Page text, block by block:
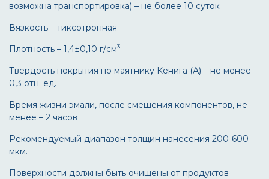
возможна транспортировка) – не более 10 суток
Вязкость – тиксотропная
Плотность – 1,4±0,10 г/см3
Твердость покрытия по маятнику Кенига (А) – не менее
0,3 отн. ед.
Время жизни эмали, после смешения компонентов, не
менее – 2 часов
Рекомендуемый диапазон толщин нанесения 200-600
мкм.
Поверхности должны быть очищены от продуктов